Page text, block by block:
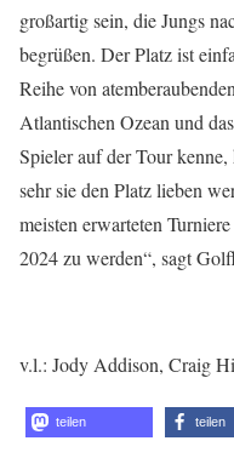
großartig sein, die Jungs
begrüßen. Der Platz ist
Reihe von
Atlantischen Ozean und
Spieler auf der Tour
sehr sie den Platz lieben
meisten erwarteten
2024 zu werden“, sagt
v.l.: Jody Addison, Craig
teilen teilen